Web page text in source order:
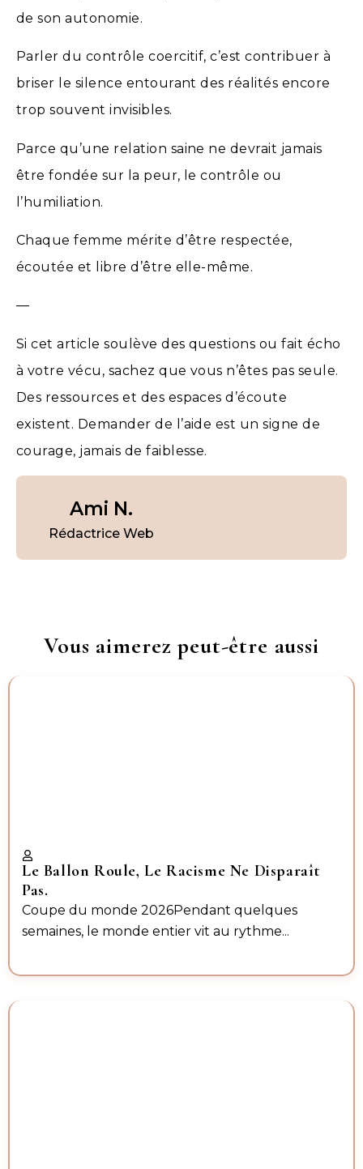
de son autonomie.
Parler du contrôle coercitif, c’est contribuer à
briser le silence entourant des réalités encore
trop souvent invisibles.
Parce qu’une relation saine ne devrait jamais
être fondée sur la peur, le contrôle ou
l’humiliation.
Chaque femme mérite d’être respectée,
écoutée et libre d’être elle-même.
—
Si cet article soulève des questions ou fait écho
à votre vécu, sachez que vous n’êtes pas seule.
Des ressources et des espaces d’écoute
existent. Demander de l’aide est un signe de
courage, jamais de faiblesse.
Ami N.
Rédactrice Web
Vous aimerez peut-être aussi
Le Ballon Roule, Le Racisme Ne Disparaît
Pas.
Coupe du monde 2026Pendant quelques
semaines, le monde entier vit au rythme...